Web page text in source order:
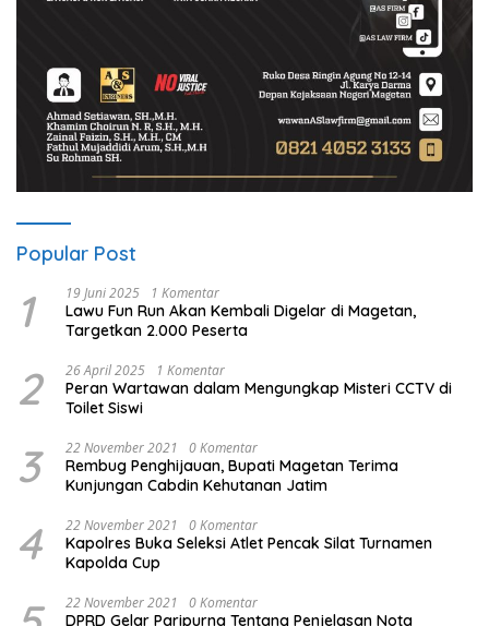
Popular Post
1 19 Juni 2025 1 Komentar
Lawu Fun Run Akan Kembali Digelar di Magetan,
Targetkan 2.000 Peserta
2 26 April 2025 1 Komentar
Peran Wartawan dalam Mengungkap Misteri CCTV di
Toilet Siswi
3 22 November 2021 0 Komentar
Rembug Penghijauan, Bupati Magetan Terima
Kunjungan Cabdin Kehutanan Jatim
4 22 November 2021 0 Komentar
Kapolres Buka Seleksi Atlet Pencak Silat Turnamen
Kapolda Cup
22 November 2021 0 Komentar
DPRD Gelar Paripurna Tentang Penjelasan Nota